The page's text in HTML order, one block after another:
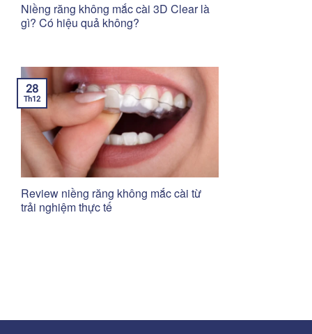
Niềng răng không mắc cài 3D Clear là
gì? Có hiệu quả không?
Review niềng răng không mắc cài từ
trải nghiệm thực tế
28
Th12